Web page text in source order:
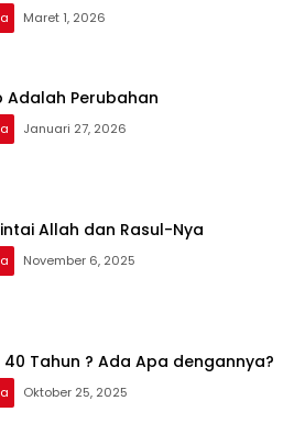
Maret 1, 2026
Adalah Perubahan
Januari 27, 2026
Allah dan Rasul-Nya
November 6, 2025
40 Tahun ? Ada Apa dengannya?
Oktober 25, 2025